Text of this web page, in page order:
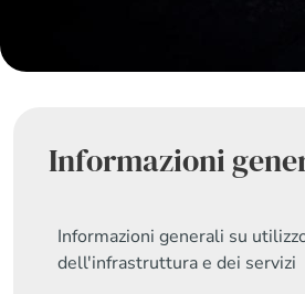
Informazioni
Informazioni generali su
dell'infrastruttura e dei servizi